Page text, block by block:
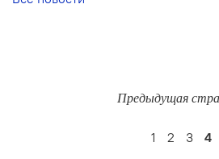
Предыдущая
1 2 3 4